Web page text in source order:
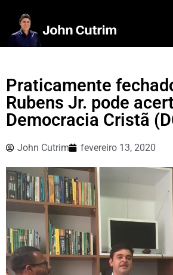
Praticamente
Rubens Jr. pode
Democracia Cristã
John Cutrim fevereiro 13, 2020